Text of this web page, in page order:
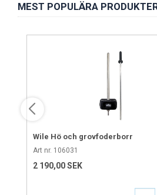
MEST POPULÄRA
Wile Hö och grovfoderborr
Art nr. 106031
2 190,00 SEK